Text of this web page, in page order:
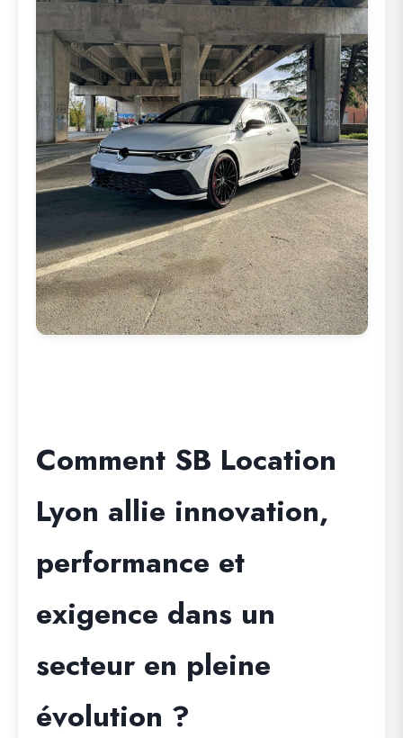
Comment SB Location
Lyon allie innovation,
performance et
exigence dans un
secteur en pleine
évolution ?